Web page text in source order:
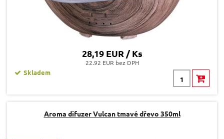
28,19 EUR / Ks
22.92 EUR bez DPH
Skladem
Aroma difuzer Vulcan tmavé dřevo 350ml